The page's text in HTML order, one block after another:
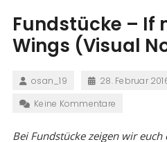
Fundstücke – If
Wings (Visual
osan_19
28. Februar
Keine Kommentare
Bei Fundstücke zeigen wir euch